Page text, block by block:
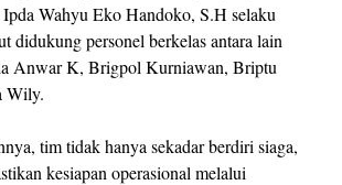
Wahyu Eko Handoko, S.H selaku
personel berkelas antara lain
Anwar K, Brigpol Kurniawan, Briptu
Wily.
tim tidak hanya sekadar berdiri siaga,
kesiapan operasional melalui